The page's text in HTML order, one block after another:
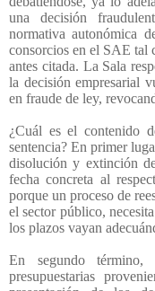
una decisión
normativa autonómica
consorcios en el SAE tal
antes citada. La Sala
la decisión empresarial
en fraude de ley,
¿Cuál es el contenido
sentencia? En primer
disolución y extinción
fecha concreta al
porque un proceso de
el sector público,
los plazos vayan
En segundo
presupuestarias